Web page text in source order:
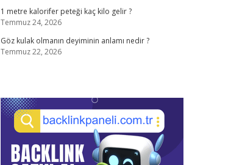
1 metre kalorifer peteği kaç kilo gelir ?
Temmuz 24, 2026
Göz kulak olmanın deyiminin anlamı nedir ?
Temmuz 22, 2026